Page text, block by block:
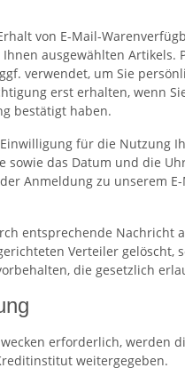
von E-Mail-
ausgewählten
verwendet, um Sie
erst erhalten, wenn
bestätigt haben.
für die Nutzung
sowie das Datum und die
Anmeldung zu unserem
entsprechende
Verteiler
die gesetzlich
erforderlich, werden
weitergegeben.